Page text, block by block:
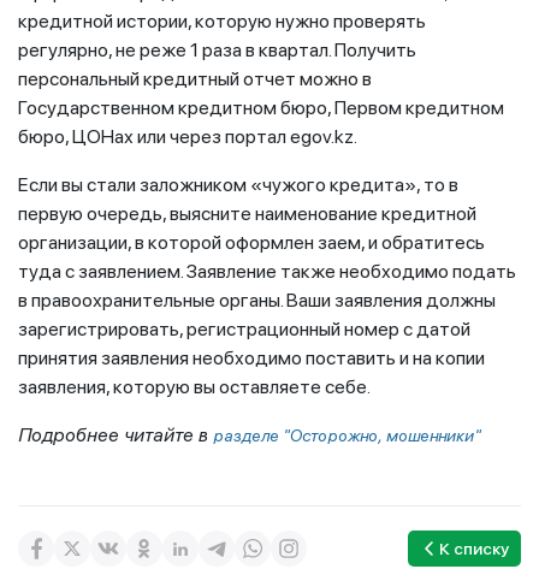
кредитной истории, которую нужно проверять
регулярно, не реже 1 раза в квартал. Получить
персональный кредитный отчет можно в
Государственном кредитном бюро, Первом кредитном
бюро, ЦОНах или через портал egov.kz.
Если вы стали заложником «чужого кредита», то в
первую очередь, выясните наименование кредитной
организации, в которой оформлен заем, и обратитесь
туда с заявлением. Заявление также необходимо подать
в правоохранительные органы. Ваши заявления должны
зарегистрировать, регистрационный номер с датой
принятия заявления необходимо поставить и на копии
заявления, которую вы оставляете себе.
Подробнее читайте в разделе "Осторожно, мошенники"
К списку